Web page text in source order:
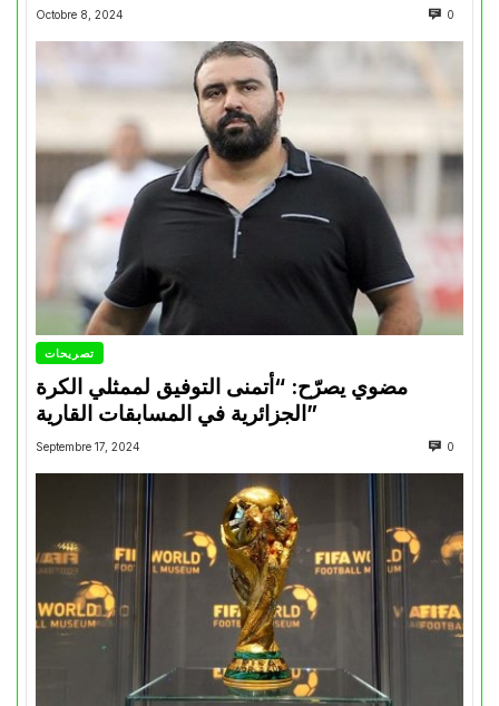
Octobre 8, 2024 0
تصريحات
مضوي يصرّح: “أتمنى التوفيق لممثلي الكرة
الجزائرية في المسابقات القارية”
Septembre 17, 2024 0